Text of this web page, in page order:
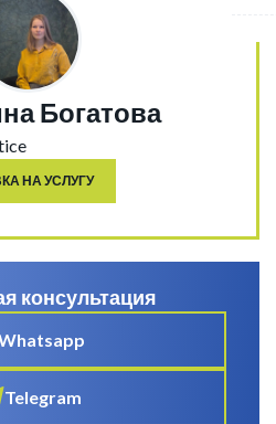
Богатова
НА УСЛУГУ
консультация
Telegram